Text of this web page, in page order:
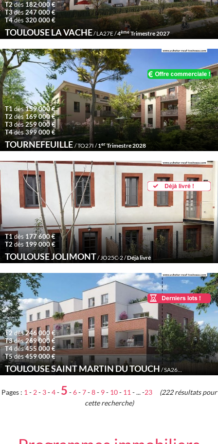
T2dès 182 000 €
T3dès 247 000 €
T4dès 320 000 €
TOULOUSE LA VACHE/ LA27E /4èmeTrimestre 2027
T1dès159 000 €
T2dès169 000 €
T3dès259 000 €
T4dès 399 000 €
TOURNEFEUILLE / TO27I /1erTrimestre 2028
T1dès 177 600 €
T2 dès199 000 €
TOULOUSE JOLIMONT/ JO25C-2 /Déjà livré
T2dès246 000 €
T3dès269 000 €
T4dès455 000 €
T5dès459 000 €
TOULOUSE SAINT MARTIN DU TOUCH / SA26M /
Pages : 1 - 2- 3-4- 5 -6-7-8- 9- 10- 11 - ... -23
(222 résultats pour
cette recherche)